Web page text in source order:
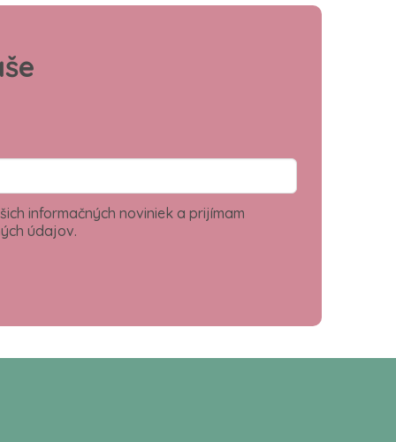
informačných noviniek a prijímam
údajov.